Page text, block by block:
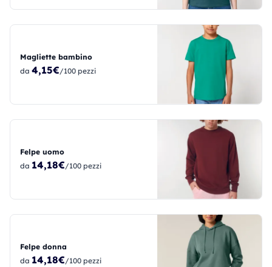
Magliette bambino
da 4,15€/100 pezzi
Felpe uomo
da 14,18€/100 pezzi
Felpe donna
da 14,18€/100 pezzi